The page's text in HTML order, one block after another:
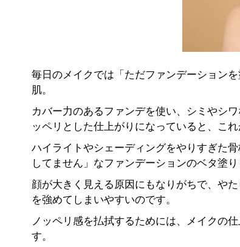
毎日のメイクでは「ただファンデーション
肌。
カバー力のあるファンデを使い、シミやシ
ッペリとした仕上がりになっていると、こ
ハイライトやシェーディングをやりすぎた
してません」なファンデーションのベタ塗り
顔が大きく見える原因にもなりがちで、や
を強めてしまいやすいのです。
ノッペリ感を払拭するためには、メイクの
す。